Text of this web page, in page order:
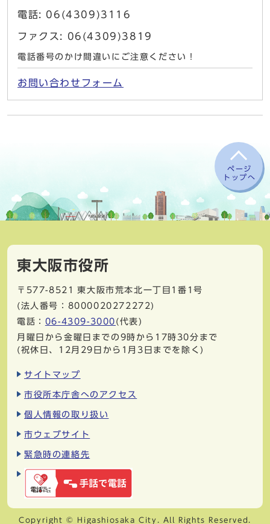
電話: 06(4309)3116
ファクス: 06(4309)3819
電話番号のかけ間違いにご注意ください！
お問い合わせフォーム
ページ
トップへ
東大阪市役所
〒577-8521
東大阪市荒本北一丁目1番1号
(法人番号：8000020272272)
電話： 06-4309-3000 (代表)
月曜日から金曜日までの9時から17時30分まで
(祝休日、12月29日から1月3日までを除く)
サイトマップ
市役所本庁舎へのアクセス
個人情報の取り扱い
市ウェブサイト
緊急時の連絡先
Copyright © Higashiosaka City. All Rights Reserved.